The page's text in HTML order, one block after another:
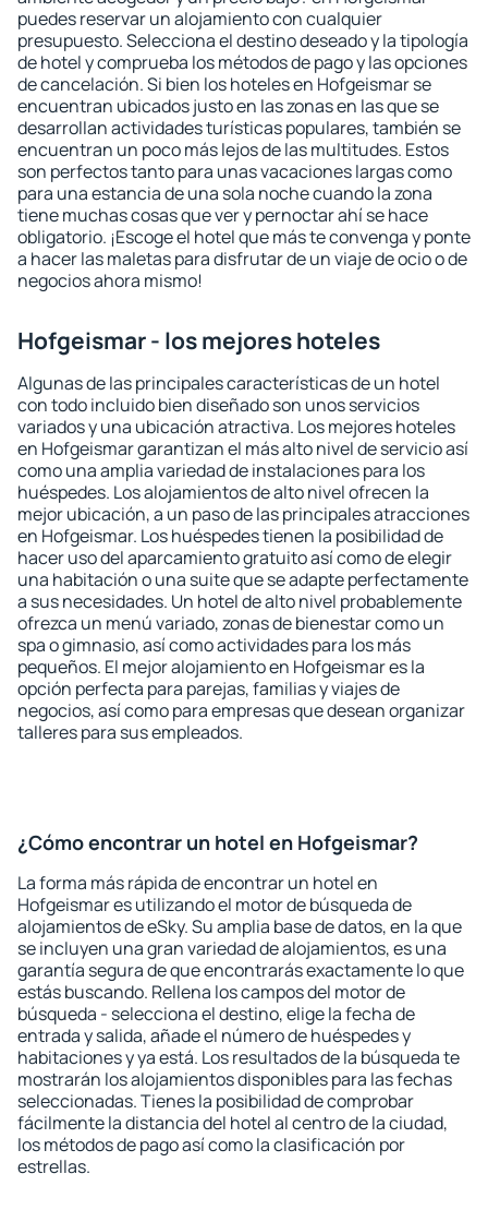
puedes reservar un alojamiento con cualquier
presupuesto. Selecciona el destino deseado y la tipología
de hotel y comprueba los métodos de pago y las opciones
de cancelación. Si bien los hoteles en Hofgeismar se
encuentran ubicados justo en las zonas en las que se
desarrollan actividades turísticas populares, también se
encuentran un poco más lejos de las multitudes. Estos
son perfectos tanto para unas vacaciones largas como
para una estancia de una sola noche cuando la zona
tiene muchas cosas que ver y pernoctar ahí se hace
obligatorio. ¡Escoge el hotel que más te convenga y ponte
a hacer las maletas para disfrutar de un viaje de ocio o de
negocios ahora mismo!
Hofgeismar - los mejores hoteles
Algunas de las principales características de un hotel
con todo incluido bien diseñado son unos servicios
variados y una ubicación atractiva. Los mejores hoteles
en Hofgeismar garantizan el más alto nivel de servicio así
como una amplia variedad de instalaciones para los
huéspedes. Los alojamientos de alto nivel ofrecen la
mejor ubicación, a un paso de las principales atracciones
en Hofgeismar. Los huéspedes tienen la posibilidad de
hacer uso del aparcamiento gratuito así como de elegir
una habitación o una suite que se adapte perfectamente
a sus necesidades. Un hotel de alto nivel probablemente
ofrezca un menú variado, zonas de bienestar como un
spa o gimnasio, así como actividades para los más
pequeños. El mejor alojamiento en Hofgeismar es la
opción perfecta para parejas, familias y viajes de
negocios, así como para empresas que desean organizar
talleres para sus empleados.
¿Cómo encontrar un hotel en Hofgeismar?
La forma más rápida de encontrar un hotel en
Hofgeismar es utilizando el motor de búsqueda de
alojamientos de eSky. Su amplia base de datos, en la que
se incluyen una gran variedad de alojamientos, es una
garantía segura de que encontrarás exactamente lo que
estás buscando. Rellena los campos del motor de
búsqueda - selecciona el destino, elige la fecha de
entrada y salida, añade el número de huéspedes y
habitaciones y ya está. Los resultados de la búsqueda te
mostrarán los alojamientos disponibles para las fechas
seleccionadas. Tienes la posibilidad de comprobar
fácilmente la distancia del hotel al centro de la ciudad,
los métodos de pago así como la clasificación por
estrellas.